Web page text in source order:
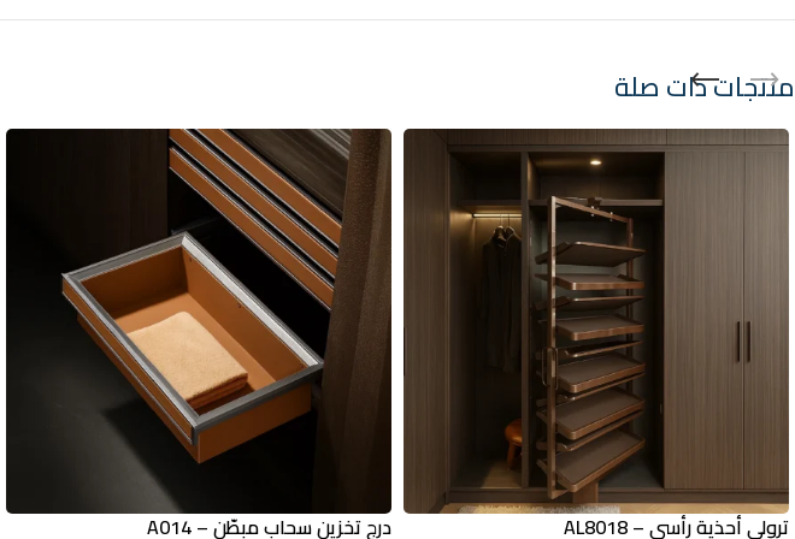
منتجات ذات صلة
ترولي أحذية رأسي – AL8018 درج تخزين سحاب مبطّن – A014